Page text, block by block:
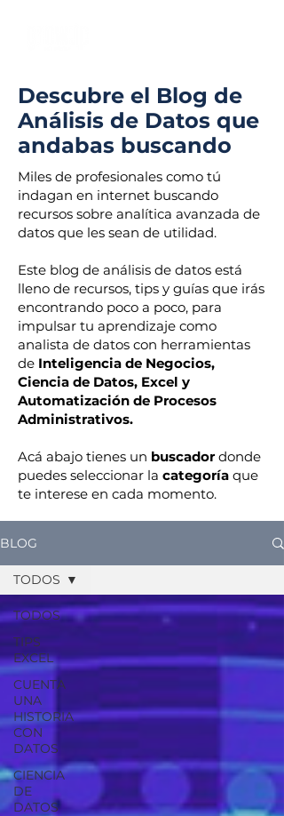
Descubre el Blog de
Análisis de Datos que
andabas buscando
Miles de profesionales como tú
indagan en internet buscando
recursos sobre analítica avanzada de
datos que les sean de utilidad.
Este blog de análisis de datos está
lleno de recursos, tips y guías que irás
encontrando poco a poco, para
impulsar tu aprendizaje como
analista de datos con herramientas
de Inteligencia de Negocios,
Ciencia de Datos, Excel y
Automatización de Procesos
Administrativos.
Acá abajo tienes un buscadordonde
puedes seleccionar la categoría que
te interese en cada momento.
BLOG
TODOS
TIPS
EXCEL
CUENTA
UNA
HISTORIA
CON
DATOS
CIENCIA
DE
DATOS
TODOS